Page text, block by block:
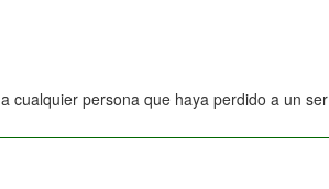
cualquier persona que haya perdido a un ser